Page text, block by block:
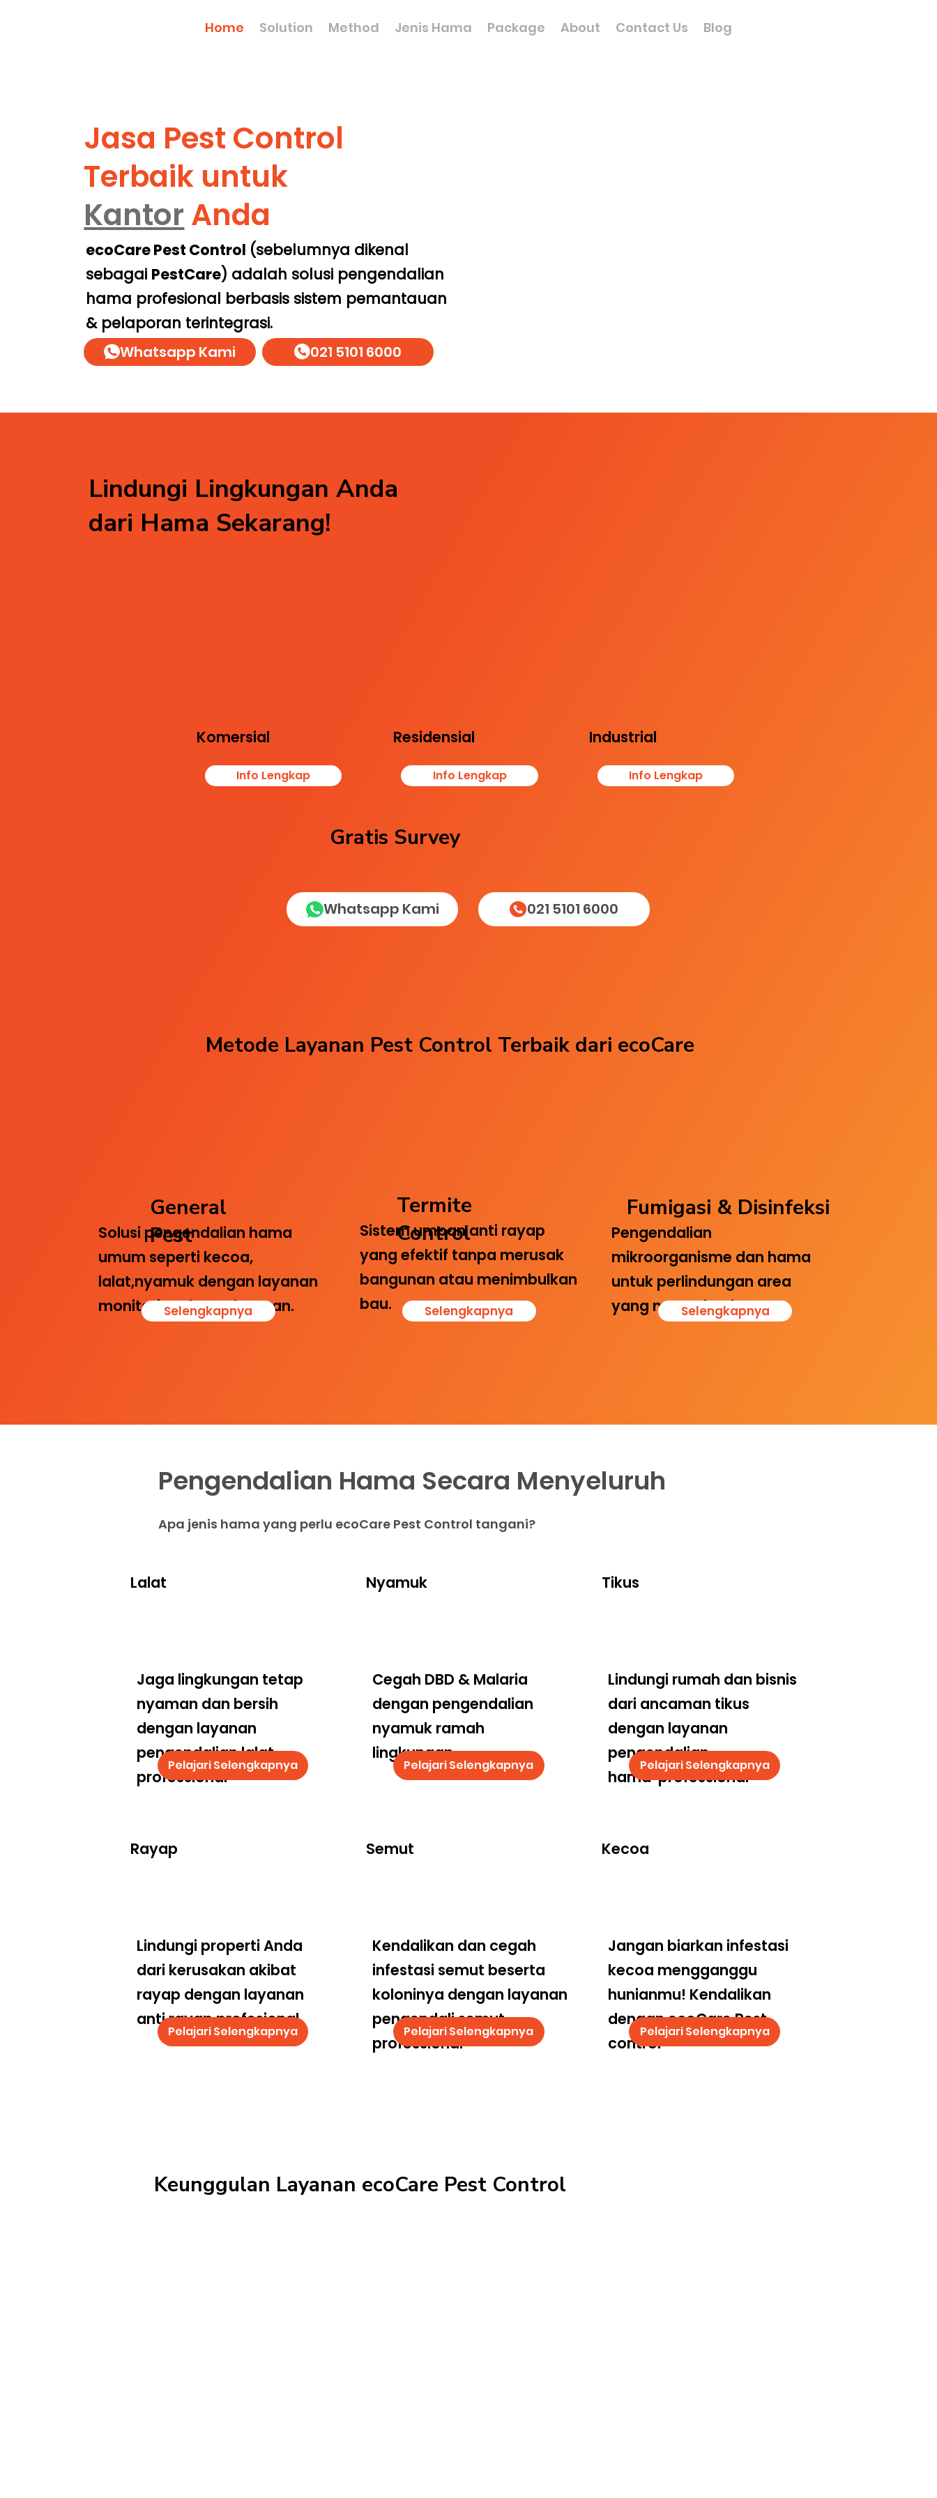
Home Solution Method Jenis Hama Package About Contact Us Blog
Lindungi Lingkungan Anda
dari Hama Sekarang!
Gratis Survey
Komersial
Info Lengkap
Residensial
tikus, dan serangga
Info Lengkap
Industrial
Info Lengkap
Whatsapp Kami 021 5101 6000
Metode Layanan Pest Control Terbaik dari ecoCare
General
Pest
Solusi pengendalian hama
umum seperti kecoa,
lalat,nyamuk dengan layanan
monitoring dan pelaporan.
Selengkapnya
Sistem umpan anti rayap
yang efektif tanpa merusak
bangunan atau menimbulkan
bau.
Termite
Control
Selengkapnya
Fumigasi & Disinfeksi
Pengendalian
mikroorganisme dan hama
untuk perlindungan area
yang menyeluruh.
Selengkapnya
Pengendalian Hama Secara Menyeluruh
Apa jenis hama yang perlu ecoCare Pest Control tangani?
Lalat
Jaga lingkungan tetap
nyaman dan bersih
dengan layanan
pengendalian lalat
professional
Pelajari Selengkapnya
Nyamuk
Cegah DBD & Malaria
dengan pengendalian
nyamuk ramah
lingkungan
Pelajari Selengkapnya
Tikus
Lindungi rumah dan bisnis
dari ancaman tikus
dengan layanan
pengendalian
hama professional
Pelajari Selengkapnya
Rayap
Lindungi properti Anda
dari kerusakan akibat
rayap dengan layanan
anti rayap profesional
Pelajari Selengkapnya
Semut
Kendalikan dan cegah
infestasi semut beserta
koloninya dengan layanan
pengendali semut
professional
Pelajari Selengkapnya
Kecoa
Jangan biarkan infestasi
kecoa mengganggu
hunianmu! Kendalikan
dengan ecoCare Pest
control
Pelajari Selengkapnya
Keunggulan Layanan ecoCare Pest Control
Whatsapp Kami 021 5101 6000
ecoCare Pest Control (sebelumnya dikenal
sebagai PestCare) adalah solusi pengendalian
hama profesional berbasis sistem pemantauan
& pelaporan terintegrasi.
Jasa Pest Control
Terbaik untuk
Kantor Anda